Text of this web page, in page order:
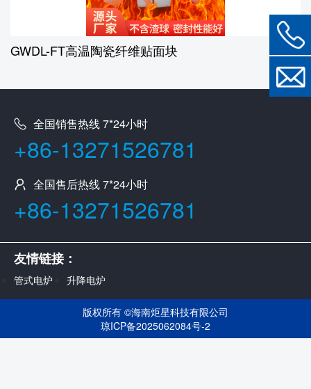
GWDL-FT高温陶瓷纤维贴面块
全国销售热线 7*24小时
+86-13271526781
全国售后热线 7*24小时
+86-13271526781
友情链接：
管式电炉 升降电炉
版权所有 ©海南炬星科技有限公司
琼ICP备2025062084号-2